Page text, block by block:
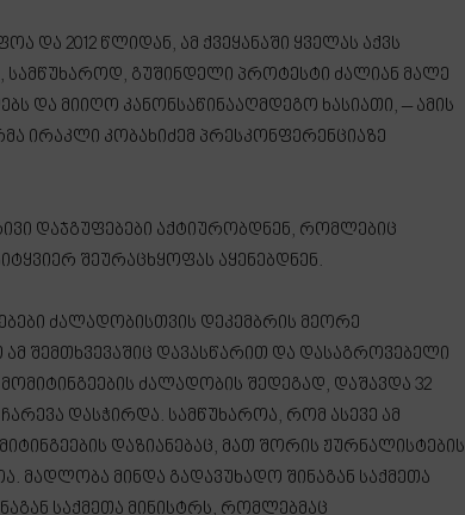
2012 წლიდან, ამ ქვეყანაში ყველას აქვს
სამწუხაროდ, გუშინდელი პროტესტი ძალიან მალე
და მიიღო კანონსაწინააღმდეგო ხასიათი, – ამის
ირაკლი კობახიძემ პრესკონფერენციაზე
დაჯგუფებები აქტიურობდნენ, რომლებიც
შეურაცხყოფას აყენებდნენ.
ძალადობისთვის დეკემბრის მეორე
ამ შემთხვევაშიც დავასწარით და დასაგროვებელი
ძალადობის შედეგად, დაშავდა 32
დასჭირდა. სამწუხაროა, რომ ასევე ამ
დაზიანებაც, მათ შორის ჟურნალისტების
მადლობა მინდა გადავუხადო შინაგან საქმეთა
საქმეთა მინისტრს, რომლებმაც